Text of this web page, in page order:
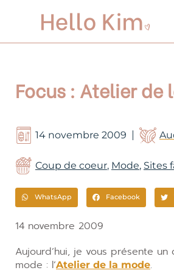
Focus : Atelier de
14 novembre 2009
Coup de coeur, Mode, Sites
WhatsApp Facebook
14 novembre 2009
Aujourd’hui, je vous présente
mode : l’Atelier de la mode.